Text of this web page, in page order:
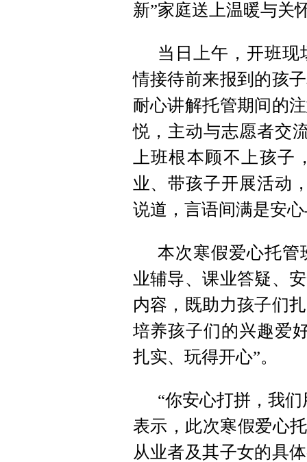
新”家庭送上温暖与关
当日上午，开班
情接待前来报到的孩
耐心讲解托管期间的
悦，主动与志愿者交
上班根本顾不上孩
业、带孩子开展活动
说道，言语间满是安
本次寒假爱心托管
业辅导、课业答疑、
内容，既助力孩子们
培养孩子们的兴趣爱
扎实、玩得开心”。
“你安心打拼，我
表示，此次寒假爱心
从业者及其子女的具